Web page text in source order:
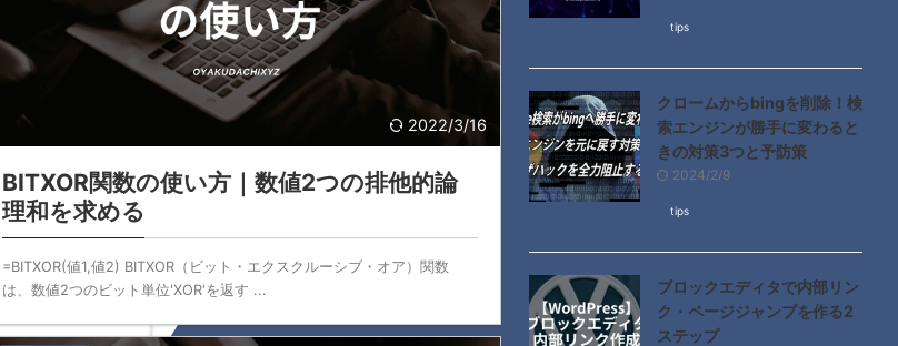
2022/3/16
BITXOR関数の使い方｜数値2つの排他的論
理和を求める
=BITXOR(値1,値2) BITXOR（ビット・エクスクルーシブ・オア）関数
は、数値2つのビット単位'XOR'を返す ...
tips
クロームからbingを削除！検
索エンジンが勝手に変わると
きの対策3つと予防策
2024/2/9
tips
ブロックエディタで内部リン
ク・ページジャンプを作る2
ステップ